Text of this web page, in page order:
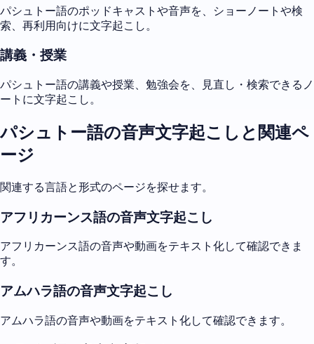
パシュトー語のポッドキャストや音声を、ショーノートや検
索、再利用向けに文字起こし。
講義・授業
パシュトー語の講義や授業、勉強会を、見直し・検索できるノ
ートに文字起こし。
パシュトー語の音声文字起こしと関連ペ
ージ
関連する言語と形式のページを探せます。
アフリカーンス語の音声文字起こし
アフリカーンス語の音声や動画をテキスト化して確認できま
す。
アムハラ語の音声文字起こし
アムハラ語の音声や動画をテキスト化して確認できます。